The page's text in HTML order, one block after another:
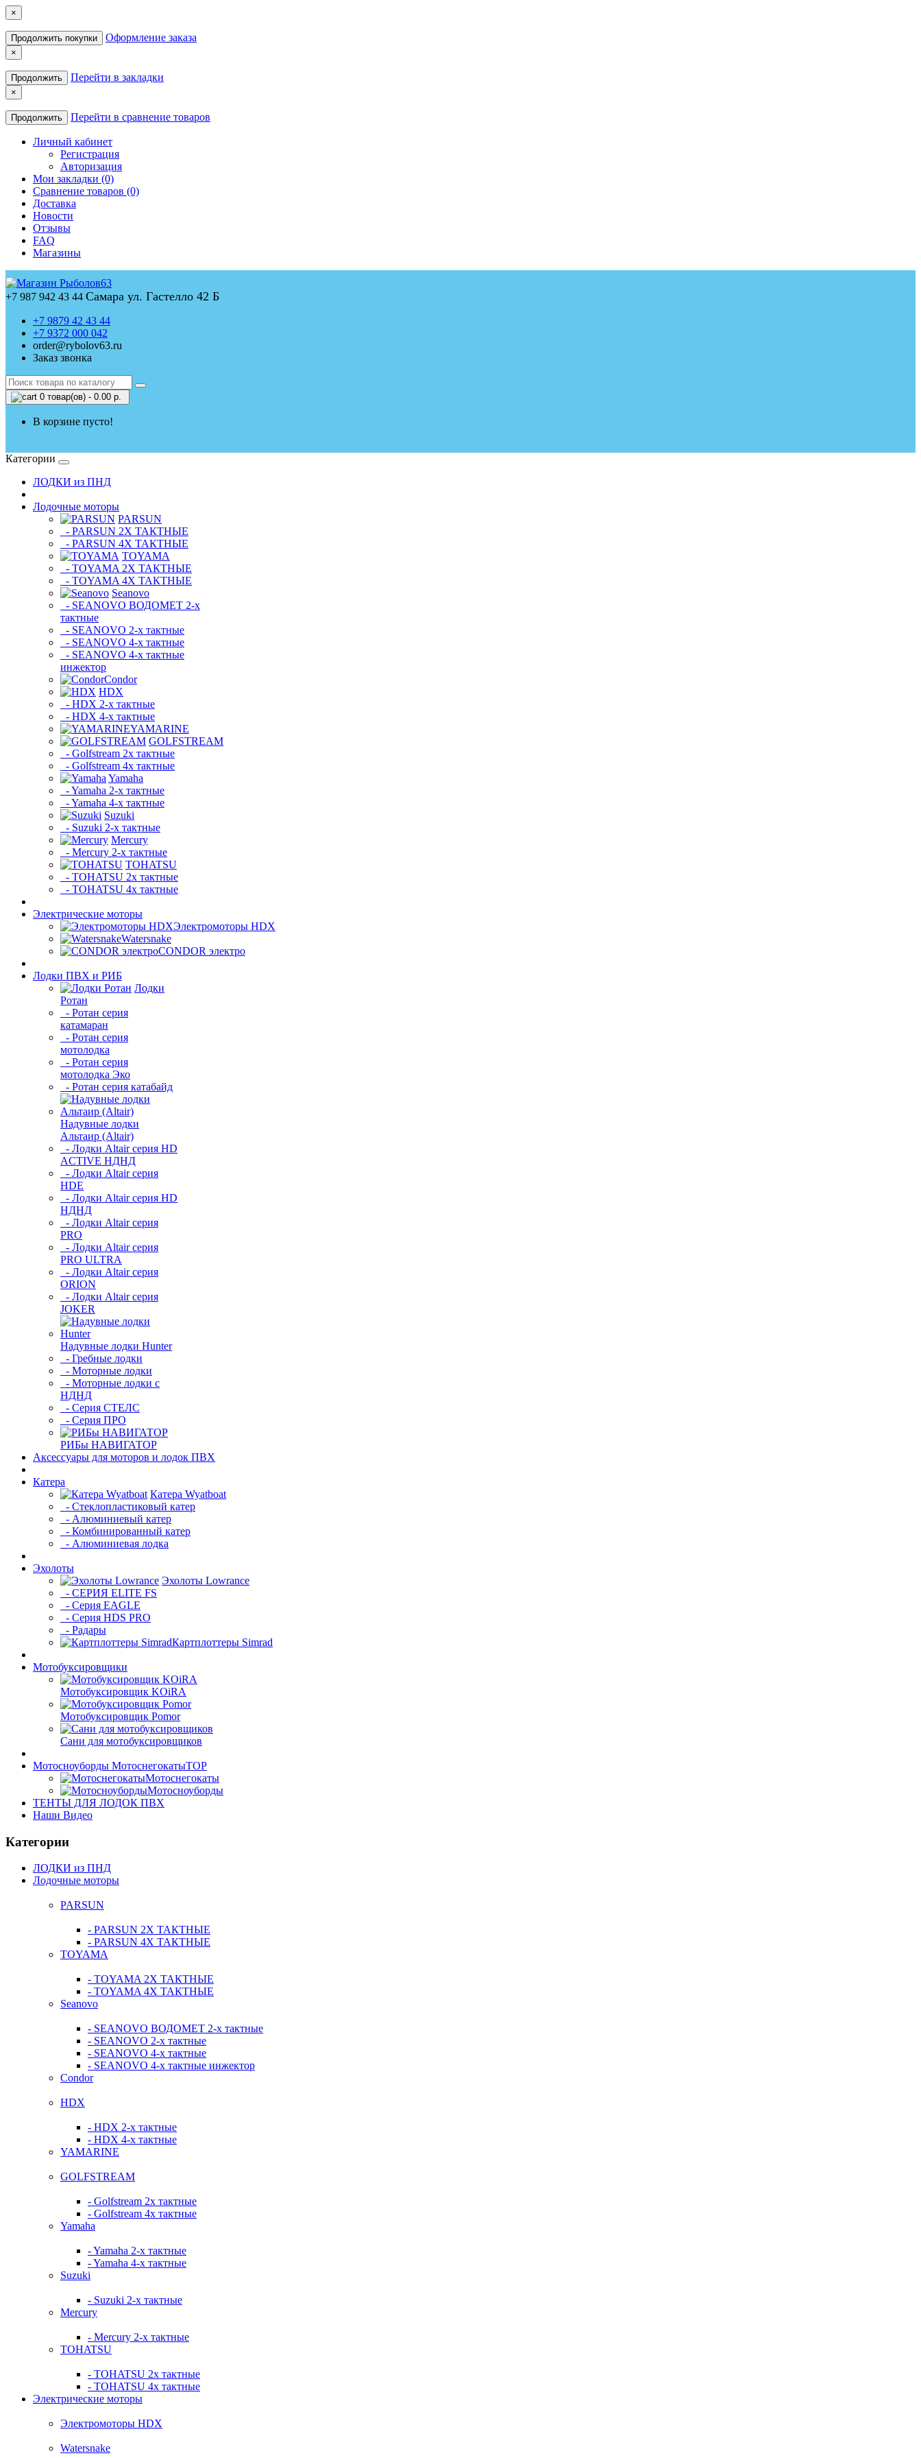
×
Продолжить покупки Оформление заказа
×
Продолжить Перейти в закладки
×
Продолжить Перейти в сравнение товаров
Личный кабинет
Регистрация
Авторизация
Мои закладки (0)
Сравнение товаров (0)
Доставка
Новости
Отзывы
FAQ
Магазины
+7 987 942 43 44 Самара ул. Гастелло 42 Б
+7 9879 42 43 44
+7 9372 000 042
order@rybolov63.ru
Заказ звонка
0 товар(ов) - 0.00 р.
В корзине пусто!
Категории
ЛОДКИ из ПНД
Лодочные моторы
PARSUN
- PARSUN 2Х ТАКТНЫЕ
- PARSUN 4Х ТАКТНЫЕ
TOYAMA
- TOYAMA 2Х ТАКТНЫЕ
- TOYAMA 4Х ТАКТНЫЕ
Seanovo
- SEANOVO ВОДОМЕТ 2-х
тактные
- SEANOVO 2-х тактные
- SEANOVO 4-х тактные
- SEANOVO 4-х тактные
инжектор
Condor
HDX
- HDX 2-х тактные
- HDX 4-х тактные
YAMARINE
GOLFSTREAM
- Golfstream 2х тактные
- Golfstream 4х тактные
Yamaha
- Yamaha 2-х тактные
- Yamaha 4-х тактные
Suzuki
- Suzuki 2-х тактные
Mercury
- Mercury 2-х тактные
TOHATSU
- TOHATSU 2х тактные
- TOHATSU 4х тактные
Электрические моторы
Электромоторы HDX
Watersnake
CONDOR электро
Лодки ПВХ и РИБ
Лодки
Ротан
- Ротан серия
катамаран
- Ротан серия
мотолодка
- Ротан серия
мотолодка Эко
- Ротан серия катабайд
Надувные лодки
Альтаир (Altair)
- Лодки Altair серия HD
ACTIVE НДНД
- Лодки Altair серия
HDE
- Лодки Altair серия HD
НДНД
- Лодки Altair серия
PRO
- Лодки Altair серия
PRO ULTRA
- Лодки Altair серия
ORION
- Лодки Altair серия
JOKER
Надувные лодки Hunter
- Гребные лодки
- Моторные лодки
- Моторные лодки с
НДНД
- Серия СТЕЛС
- Серия ПРО
РИБы НАВИГАТОР
Аксессуары для моторов и лодок ПВХ
Катера
Катера Wyatboat
- Cтеклопластиковый катер
- Алюминиевый катер
- Комбинированный катер
- Алюминиевая лодка
Эхолоты
Эхолоты Lowrance
- СЕРИЯ ELITE FS
- Серия EAGLE
- Серия HDS PRO
- Радары
Картплоттеры Simrad
Мотобуксировщики
Мотобуксировщик KOiRA
Мотобуксировщик Pomor
Сани для мотобуксировщиков
Мотосноуборды МотоснегокатыTOP
Мотоснегокаты
Мотосноуборды
ТЕНТЫ ДЛЯ ЛОДОК ПВХ
Наши Видео
Категории
ЛОДКИ из ПНД
Лодочные моторы
PARSUN
- PARSUN 2Х ТАКТНЫЕ
- PARSUN 4Х ТАКТНЫЕ
TOYAMA
- TOYAMA 2Х ТАКТНЫЕ
- TOYAMA 4Х ТАКТНЫЕ
Seanovo
- SEANOVO ВОДОМЕТ 2-х тактные
- SEANOVO 2-х тактные
- SEANOVO 4-х тактные
- SEANOVO 4-х тактные инжектор
Condor
HDX
- HDX 2-х тактные
- HDX 4-х тактные
YAMARINE
GOLFSTREAM
- Golfstream 2х тактные
- Golfstream 4х тактные
Yamaha
- Yamaha 2-х тактные
- Yamaha 4-х тактные
Suzuki
- Suzuki 2-х тактные
Mercury
- Mercury 2-х тактные
TOHATSU
- TOHATSU 2х тактные
- TOHATSU 4х тактные
Электрические моторы
Электромоторы HDX
Watersnake